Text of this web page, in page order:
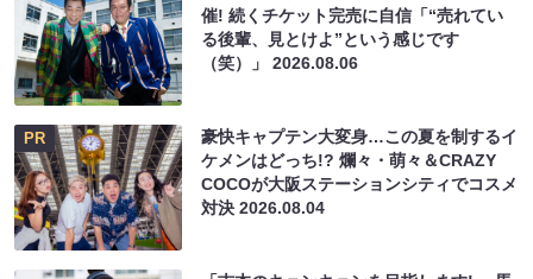
催! 続くチケット完売に自信「“売れてい
る後輩、見とけよ”という感じです
（笑）」2026.08.06
PR
豪快キャプテン大変身…この夏を制するイ
ケメンはどっち!? 爛々・萌々＆CRAZY
COCOが大阪ステーションシティでコスメ
対決2026.08.04